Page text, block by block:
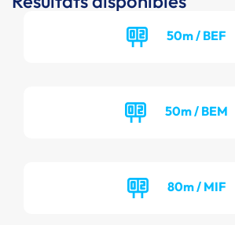
50m / BEF
50m / BEM
80m / MIF